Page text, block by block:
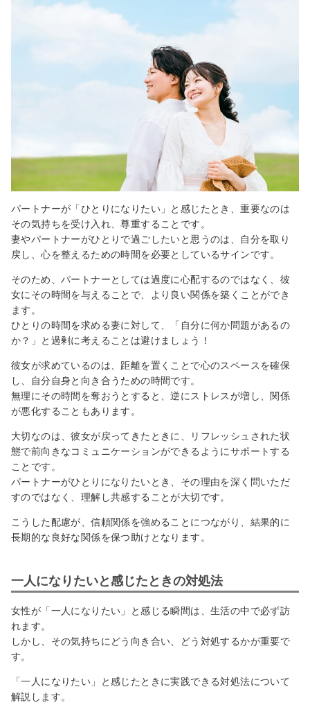
パートナーが「ひとりになりたい」と感じたとき、重要なのは
その気持ちを受け入れ、尊重することです。
妻やパートナーがひとりで過ごしたいと思うのは、自分を取り
戻し、心を整えるための時間を必要としているサインです。
そのため、パートナーとしては過度に心配するのではなく、彼
女にその時間を与えることで、より良い関係を築くことができ
ます。
ひとりの時間を求める妻に対して、「自分に何か問題があるの
か？」と過剰に考えることは避けましょう！
彼女が求めているのは、距離を置くことで心のスペースを確保
し、自分自身と向き合うための時間です。
無理にその時間を奪おうとすると、逆にストレスが増し、関係
が悪化することもあります。
大切なのは、彼女が戻ってきたときに、リフレッシュされた状
態で前向きなコミュニケーションができるようにサポートする
ことです。
パートナーがひとりになりたいとき、その理由を深く問いただ
すのではなく、理解し共感することが大切です。
こうした配慮が、信頼関係を強めることにつながり、結果的に
長期的な良好な関係を保つ助けとなります。
一人になりたいと感じたときの対処法
女性が「一人になりたい」と感じる瞬間は、生活の中で必ず訪
れます。
しかし、その気持ちにどう向き合い、どう対処するかが重要で
す。
「一人になりたい」と感じたときに実践できる対処法について
解説します。